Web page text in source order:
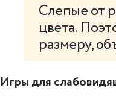
Слепые от
цвета.
размеру,
Игры для